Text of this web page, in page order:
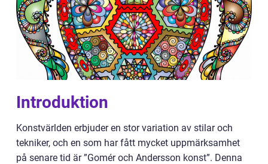
Introduktion
Konstvärlden erbjuder en stor variation av stilar och
tekniker, och en som har fått mycket uppmärksamhet
på senare tid är ”Gomér och Andersson konst”. Denna